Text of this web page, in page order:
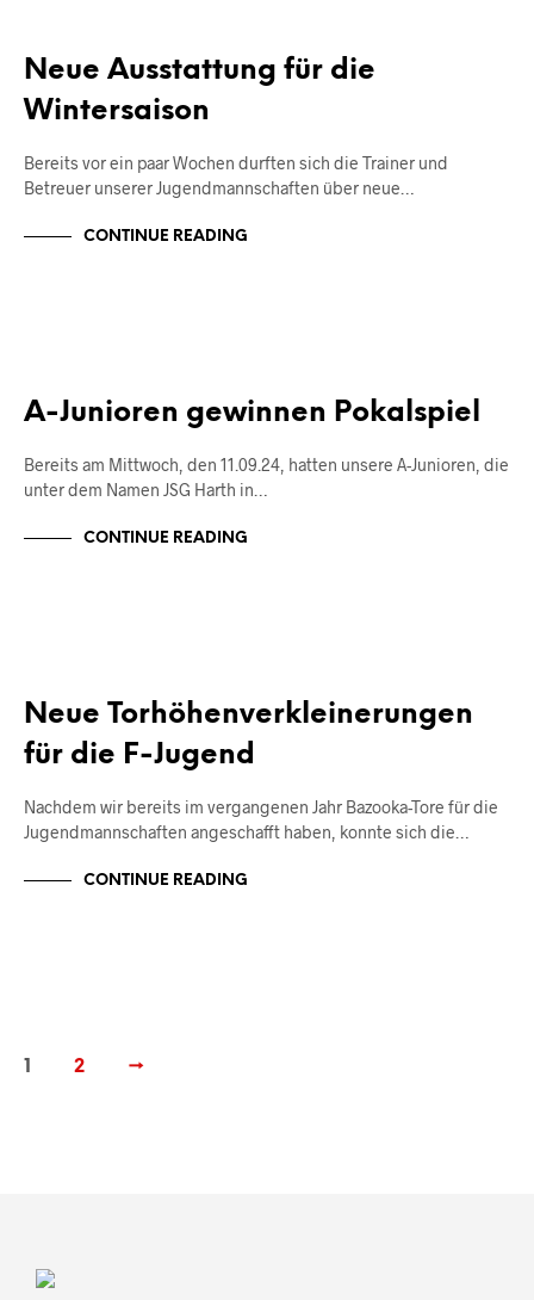
Neue Ausstattung für die
Wintersaison
Bereits vor ein paar Wochen durften sich die Trainer und
Betreuer unserer Jugendmannschaften über neue…
CONTINUE READING
A-Junioren gewinnen Pokalspiel
Bereits am Mittwoch, den 11.09.24, hatten unsere A-Junioren, die
unter dem Namen JSG Harth in…
CONTINUE READING
Neue Torhöhenverkleinerungen
für die F-Jugend
Nachdem wir bereits im vergangenen Jahr Bazooka-Tore für die
Jugendmannschaften angeschafft haben, konnte sich die…
CONTINUE READING
1 2 →